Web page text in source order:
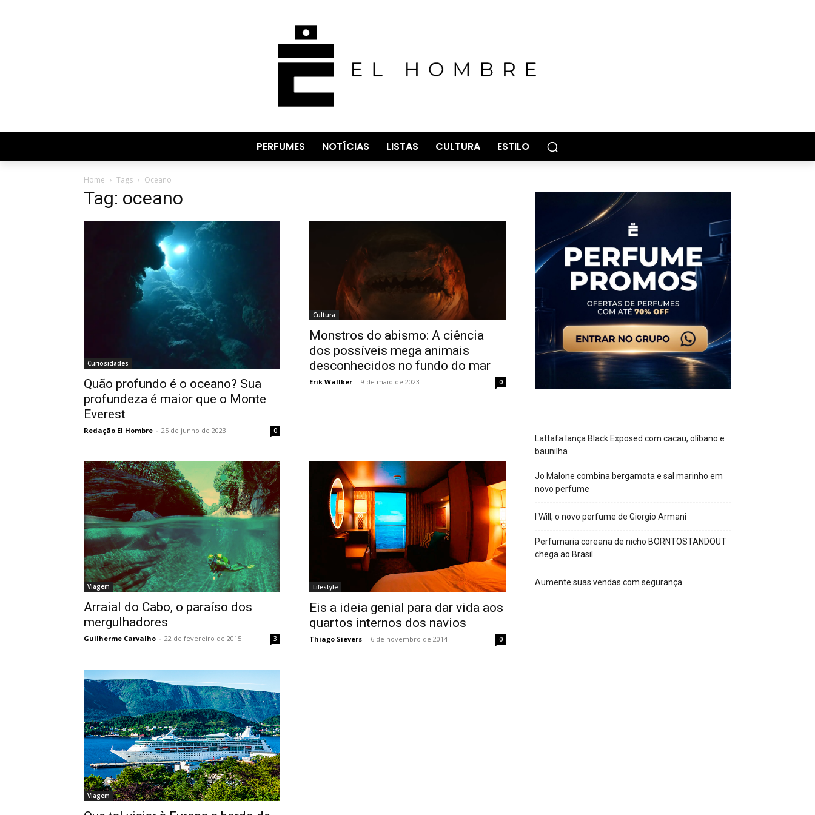
PERFUMES NOTÍCIAS LISTAS CULTURA ESTILO
Home Tags Oceano
Tag: oceano
Curiosidades
Quão profundo é o oceano? Sua
profundeza é maior que o Monte
Everest
Redação El Hombre - 25 de junho de 2023 0
Cultura
Monstros do abismo: A ciência
dos possíveis mega animais
desconhecidos no fundo do mar
Erik Wallker - 9 de maio de 2023 0
Viagem
Arraial do Cabo, o paraíso dos
mergulhadores
Guilherme Carvalho - 22 de fevereiro de 2015 3
Lifestyle
Eis a ideia genial para dar vida aos
quartos internos dos navios
Thiago Sievers - 6 de novembro de 2014 0
Viagem
Lattafa lança Black Exposed com cacau, olíbano e
baunilha
Jo Malone combina bergamota e sal marinho em
novo perfume
I Will, o novo perfume de Giorgio Armani
Perfumaria coreana de nicho BORNTOSTANDOUT
chega ao Brasil
Aumente suas vendas com segurança